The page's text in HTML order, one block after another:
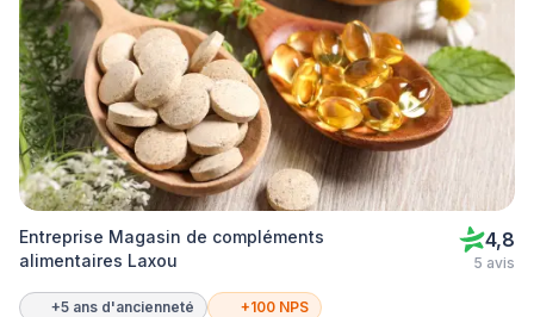
Entreprise Magasin de compléments
alimentaires Laxou
4,8
5 avis
+5 ans d'ancienneté +100 NPS